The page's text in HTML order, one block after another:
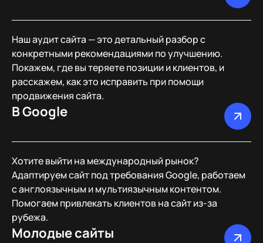
Наш аудит сайта — это детальный разбор с
конкретными рекомендациями по улучшению.
Покажем, где вы теряете позиции и клиентов, и
расскажем, как это исправить при помощи
продвижения сайта.
В Google
Хотите выйти на международный рынок?
Адаптируем сайт под требования Google, работаем
с англоязычным и мультиязычным контентом.
Помогаем привлекать клиентов на сайт из-за
рубежа.
Молодые сайты